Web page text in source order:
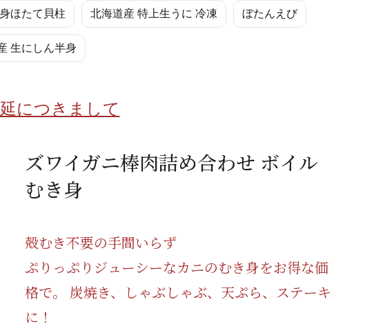
麺類/つゆ ミネラルウォーター
乳製品/蜂蜜
豊洲お取り寄せ
書籍 音楽
事務用品
ほたて貝柱 北海道産 特上生うに 冷凍 ぼたんえび
生にしん半身
につきまして
ズワイガニ棒肉詰め合わせ ボイル
むき身
殻むき不要の手間いらず
ぷりっぷりジューシーなカニのむき身をお得な価
格で。 炭焼き、しゃぶしゃぶ、天ぷら、ステーキ
に！